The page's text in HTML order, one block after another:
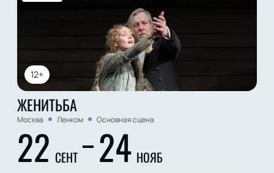
12+
ЖЕНИТЬБА
Москва Ленком Основная сцена
22 СЕНТ 24 НОЯБ